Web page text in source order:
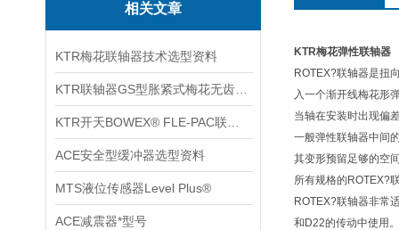
相关文章
KTR梅花联轴器技术选型资料
ACE安全型缓冲器选型资料
MTS液位传感器Level Plus®
ACE减震器*型号
KTR梅花弹性联轴器
ROTEX?联轴器是扭
入一个渐开线梅花形
当轴在安装时出现偏
一般弹性联轴器中间
其变形预留足够的空
所有规格的ROTEX?
ROTEX?联轴器非常
和D22的传动中使用。